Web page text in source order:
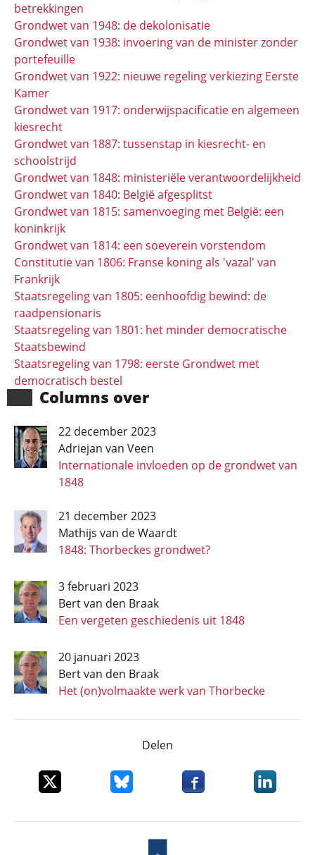
betrekkingen
Grondwet van 1948: de dekolonisatie
Grondwet van 1938: invoering van de minister zonder
portefeuille
Grondwet van 1922: nieuwe regeling verkiezing Eerste
Kamer
Grondwet van 1917: onderwijspacificatie en algemeen
kiesrecht
Grondwet van 1887: tussenstap in kiesrecht- en
schoolstrijd
Grondwet van 1848: ministeriële verantwoordelijkheid
Grondwet van 1840: België afgesplitst
Grondwet van 1815: samenvoeging met België: een
koninkrijk
Grondwet van 1814: een soeverein vorstendom
Constitutie van 1806: Franse koning als 'vazal' van
Frankrijk
Staatsregeling van 1805: eenhoofdig bewind: de
raadpensionaris
Staatsregeling van 1801: het minder democratische
Staatsbewind
Staatsregeling van 1798: eerste Grondwet met
democratisch bestel
Columns over
22 december 2023
Adriejan van Veen
Internationale invloeden op de grondwet van
1848
21 december 2023
Mathijs van de Waardt
1848: Thorbeckes grondwet?
3 februari 2023
Bert van den Braak
Een vergeten geschiedenis uit 1848
20 januari 2023
Bert van den Braak
Het (on)volmaakte werk van Thorbecke
Delen
Deel dit item op XDeel dit item op Bluesky
Deel dit item opDeel dit